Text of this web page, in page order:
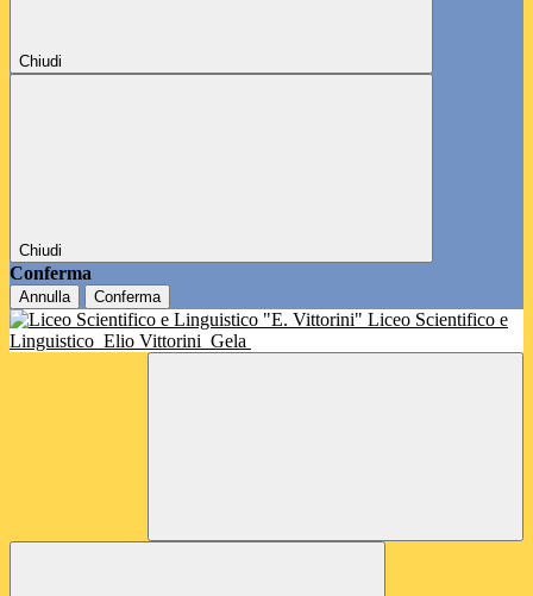
Chiudi
Chiudi
Conferma
Annulla Conferma
Liceo Scientifico e
Linguistico Elio Vittorini Gela